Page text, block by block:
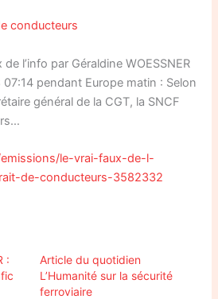
conducteurs
l’info par Géraldine WOESSNER
pendant Europe matin : Selon
général de la CGT, la SNCF
le-vrai-faux-de-l-
de-conducteurs-3582332
:
Article du quotidien
L’Humanité sur la sécurité
ferroviaire